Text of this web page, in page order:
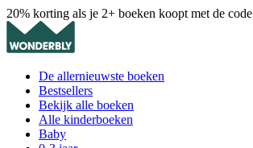
20% korting als je 2+ boeken koopt met de code
De allernieuwste boeken
Bestsellers
Bekijk alle boeken
Alle kinderboeken
Baby